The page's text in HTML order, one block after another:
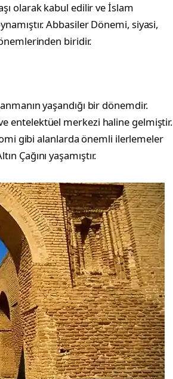
olarak kabul edilir ve İslam
Abbasiler Dönemi, siyasi,
biridir.
yaşandığı bir dönemdir.
entelektüel merkezi haline gelmiştir.
gibi alanlarda önemli ilerlemeler
Çağını yaşamıştır.